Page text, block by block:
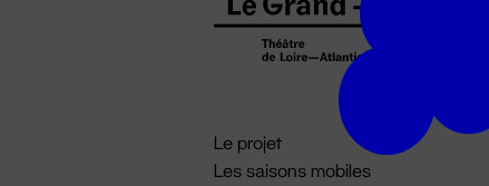
Le projet
Les saisons mobiles